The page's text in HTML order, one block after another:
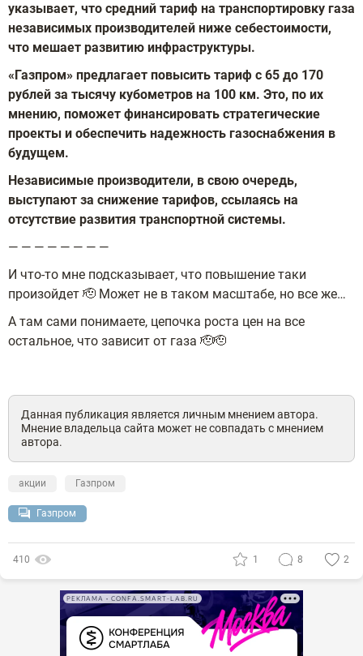
указывает, что средний тариф на транспортировку газа
независимых производителей ниже себестоимости,
что мешает развитию инфраструктуры.
«Газпром» предлагает повысить тариф с 65 до 170
рублей за тысячу кубометров на 100 км. Это, по их
мнению, поможет финансировать стратегические
проекты и обеспечить надежность газоснабжения в
будущем.
Независимые производители, в свою очередь,
выступают за снижение тарифов, ссылаясь на
отсутствие развития транспортной системы.
— — — — — — — —
И что-то мне подсказывает, что повышение таки
произойдет 🫡 Может не в таком масштабе, но все же…
А там сами понимаете, цепочка роста цен на все
остальное, что зависит от газа 🫡🫡
Данная публикация является личным мнением автора.
Мнение владельца сайта может не совпадать с мнением
автора.
акции Газпром
Газпром
410 1 8 2
РЕКЛАМА • CONFA.SMART-LAB.RU